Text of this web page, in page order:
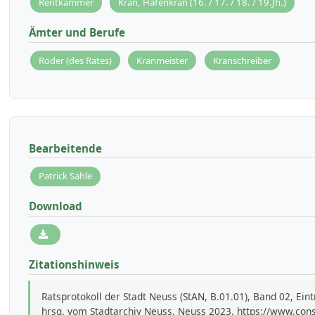
Ämter und Berufe
Röder (des Rates) Kranmeister Kranschreiber
Bearbeitende
Patrick Sahle
Download
Zitationshinweis
Ratsprotokoll der Stadt Neuss (StAN, B.01.01), Band 02,
hrsg. vom Stadtarchiv Neuss, Neuss 2023. https://